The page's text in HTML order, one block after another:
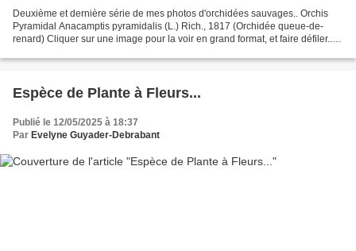
Deuxième et dernière série de mes photos d'orchidées sauvages.. Orchis
Pyramidal Anacamptis pyramidalis (L.) Rich., 1817 (Orchidée queue-de-
renard) Cliquer sur une image pour la voir en grand format, et faire défiler..
Espèce de Plante à Fleurs...
Publié le 12/05/2025 à 18:37
Par Evelyne Guyader-Debrabant